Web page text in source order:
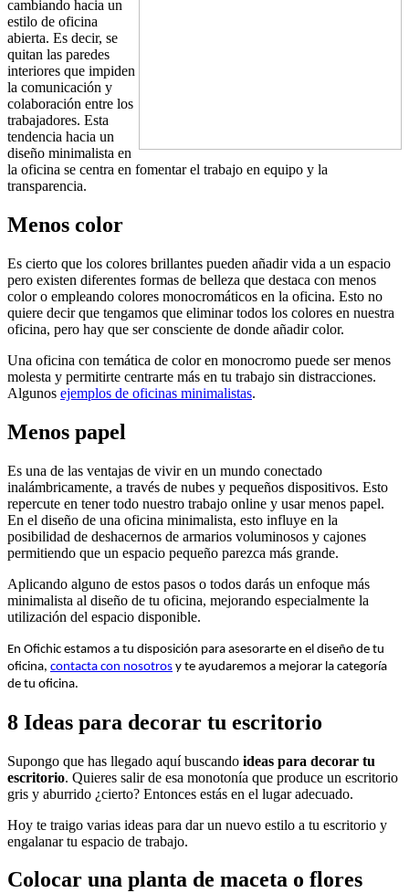
cambiando hacia un
estilo de oficina
abierta. Es decir, se
quitan las paredes
interiores que impiden
la comunicación y
colaboración entre los
trabajadores. Esta
tendencia hacia un
diseño minimalista en
la oficina se centra en fomentar el trabajo en equipo y la
transparencia.
Menos color
Es cierto que los colores brillantes pueden añadir vida a un espacio
pero existen diferentes formas de belleza que destaca con menos
color o empleando colores monocromáticos en la oficina. Esto no
quiere decir que tengamos que eliminar todos los colores en nuestra
oficina, pero hay que ser consciente de donde añadir color.
Una oficina con temática de color en monocromo puede ser menos
molesta y permitirte centrarte más en tu trabajo sin distracciones.
Algunos ejemplos de oficinas minimalistas.
Menos papel
Es una de las ventajas de vivir en un mundo conectado
inalámbricamente, a través de nubes y pequeños dispositivos. Esto
repercute en tener todo nuestro trabajo online y usar menos papel.
En el diseño de una oficina minimalista, esto influye en la
posibilidad de deshacernos de armarios voluminosos y cajones
permitiendo que un espacio pequeño parezca más grande.
Aplicando alguno de estos pasos o todos darás un enfoque más
minimalista al diseño de tu oficina, mejorando especialmente la
utilización del espacio disponible.
En Ofichic estamos a tu disposición para asesorarte en el diseño de tu
oficina, contacta con nosotros y te ayudaremos a mejorar la categoría
de tu oficina.
8 Ideas para decorar tu escritorio
Supongo que has llegado aquí buscando ideas para decorar tu
escritorio. Quieres salir de esa monotonía que produce un escritorio
gris y aburrido ¿cierto? Entonces estás en el lugar adecuado.
Hoy te traigo varias ideas para dar un nuevo estilo a tu escritorio y
engalanar tu espacio de trabajo.
Colocar una planta de maceta o flores